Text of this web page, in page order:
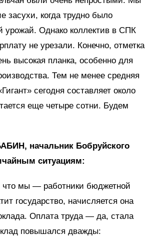
засухи, когда трудно было
урожай. Однако коллектив в СПК
не урезали. Конечно, отметка
высокая планка, особенно для
Тем не менее средняя
сегодня составляет около
еще четыре сотни. Будем
начальник Бобруйского
ситуациям:
мы — работники бюджетной
государство, начисляется она
Оплата труда — да, стала
повышался дважды: